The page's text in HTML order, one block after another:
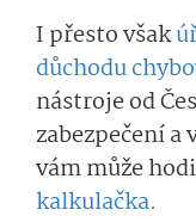
I přesto však
důchodu
nástroje od
zabezpečení
vám může
kalkulačka.